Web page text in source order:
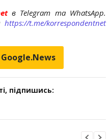
в Telegram та WhatsApp.
https://t.me/korrespondentnet
підпишись: